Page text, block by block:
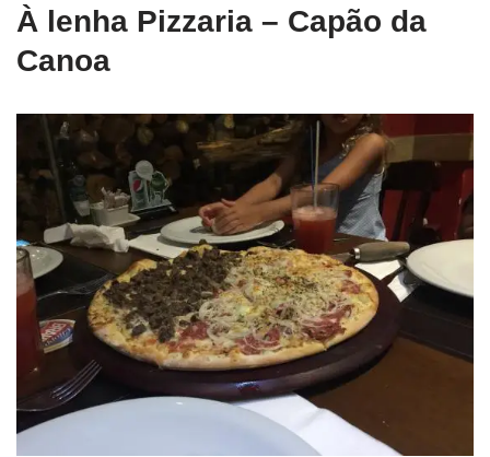
À lenha Pizzaria – Capão da
Canoa